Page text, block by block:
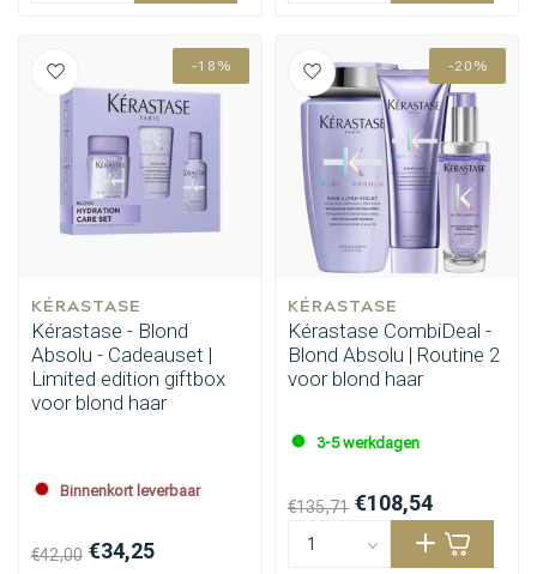
-18%
KÉRASTASE
Kérastase - Blond
Absolu - Cadeauset |
Limited edition giftbox
voor blond haar
Binnenkort leverbaar
€42,00 €34,25
-20%
KÉRASTASE
Kérastase CombiDeal -
Blond Absolu | Routine 2
voor blond haar
3-5 werkdagen
€135,71 €108,54